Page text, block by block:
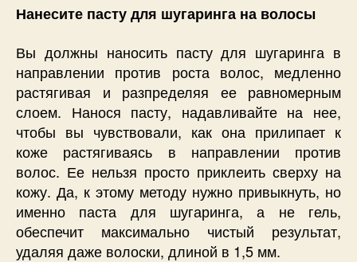
Нанесите пасту для шугаринга на волосы
Вы должны наносить пасту для шугаринга в
направлении против роста волос, медленно
растягивая и разпределяя ее равномерным
слоем. Нанося пасту, надавливайте на нее,
чтобы вы чувствовали, как она прилипает к
коже растягиваясь в направлении против
волос. Ее нельзя просто приклеить сверху на
кожу. Да, к этому методу нужно привыкнуть, но
именно паста для шугаринга, а не гель,
обеспечит максимально чистый результат,
удаляя даже волоски, длиной в 1,5 мм.